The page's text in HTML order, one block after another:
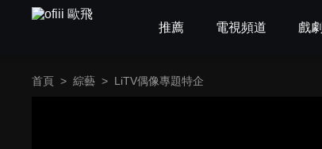
推薦 電視頻道 戲劇
首頁 > 綜藝 > LiTV偶像專題特企